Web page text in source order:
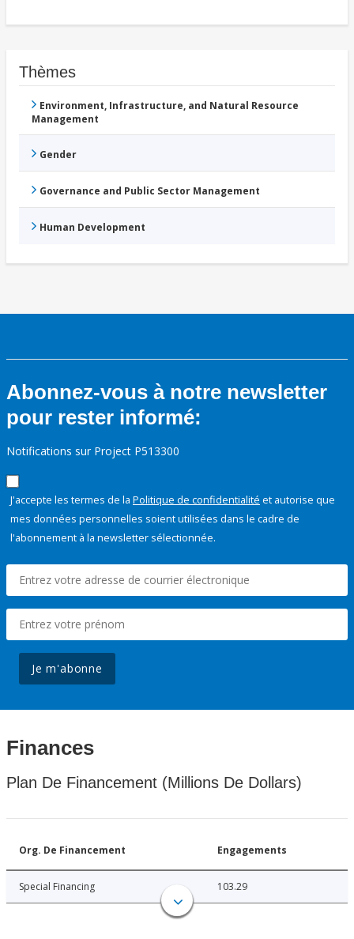
Thèmes
Environment, Infrastructure, and Natural Resource
Management
Gender
Governance and Public Sector Management
Human Development
Abonnez-vous à notre newsletter
pour rester informé:
Notifications sur Project P513300
J'accepte les termes de la Politique de confidentialité et autorise que
mes données personnelles soient utilisées dans le cadre de
l'abonnement à la newsletter sélectionnée.
Je m'abonne
Finances
Plan De Financement (Millions De Dollars)
Org. De Financement Engagements
Special Financing 103.29